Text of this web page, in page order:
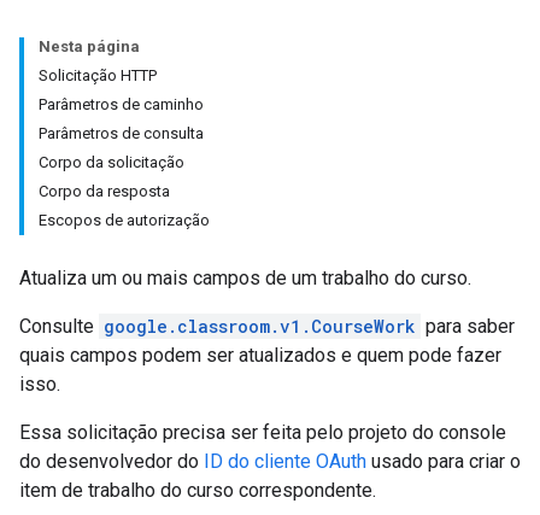
Nesta página
Solicitação HTTP
Parâmetros de caminho
Parâmetros de consulta
Corpo da solicitação
Corpo da resposta
Escopos de autorização
Atualiza um ou mais campos de um trabalho do curso.
Consulte google.classroom.v1.CourseWork para saber
quais campos podem ser atualizados e quem pode fazer
isso.
Essa solicitação precisa ser feita pelo projeto do console
do desenvolvedor do ID do cliente OAuth usado para criar o
item de trabalho do curso correspondente.